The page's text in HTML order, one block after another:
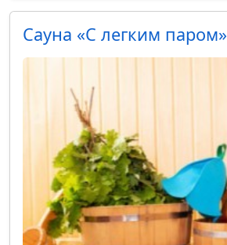
Сауна «С легким паром»